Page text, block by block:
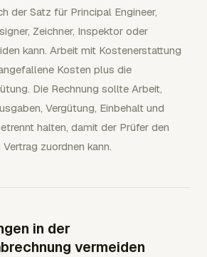
der Satz für Principal Engineer,
Zeichner, Inspektor oder
kann. Arbeit mit Kostenerstattung
Kosten plus die
Die Rechnung sollte Arbeit,
Vergütung, Einbehalt und
halten, damit der Prüfer den
zuordnen kann.
in der
vermeiden